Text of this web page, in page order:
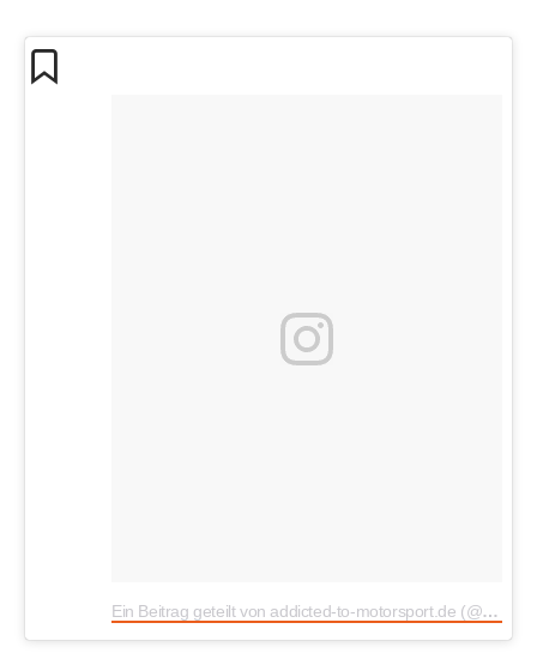
Ein Beitrag geteilt von addicted-to-motorsport.de (@addicted2mtrspt)